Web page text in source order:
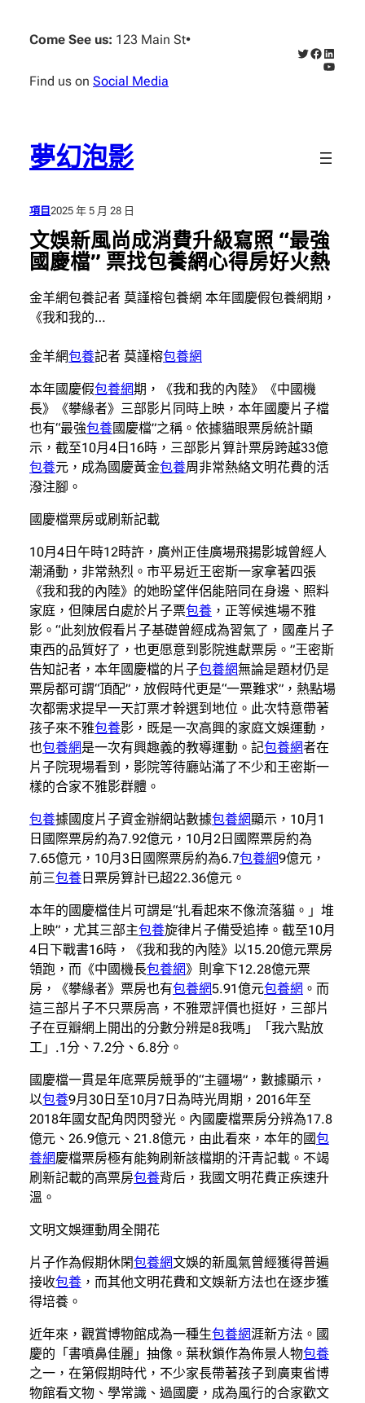
Come See us: 123 Main St•
Find us on Social Media
X Facebook
夢幻泡影
項目 2025 年 5 月 28 日
文娛新風尚成消費升級寫照 “最強
國慶檔” 票找包養網心得房好火熱
金羊網包養記者 莫謹榕包養網 本年國慶假包養網期，
《我和我的…
金羊網包養記者 莫謹榕包養網
本年國慶假包養網期，《我和我的內陸》《中國機
長》《攀緣者》三部影片同時上映，本年國慶片子檔
也有“最強包養國慶檔”之稱。依據貓眼票房統計顯
示，截至10月4日16時，三部影片算計票房跨越33億
包養元，成為國慶黃金包養周非常熱絡文明花費的活
潑注腳。
國慶檔票房或刷新記載
10月4日午時12時許，廣州正佳廣場飛揚影城曾經人
潮涌動，非常熱烈。市平易近王密斯一家拿著四張
《我和我的內陸》的她盼望伴侶能陪同在身邊、照料
家庭，但陳居白處於片子票包養 ，正等候進場不雅
影。“此刻放假看片子基礎曾經成為習氣了，國產片子
東西的品質好了，也更愿意到影院進獻票房。”王密斯
告知記者，本年國慶檔的片子包養網無論是題材仍是
票房都可謂“頂配”，放假時代更是“一票難求”，熱點場
次都需求提早一天訂票才幹選到地位。此次特意帶著
孩子來不雅包養影，既是一次高興的家庭文娛運動，
也包養網是一次有興趣義的教導運動。記包養網者在
片子院現場看到，影院等待廳站滿了不少和王密斯一
樣的合家不雅影群體。
包養據國度片子資金辦網站數據包養網顯示，10月1
日國際票房約為7.92億元，10月2日國際票房約為
7.65億元，10月3日國際票房約為6.7包養網9億元，
前三包養 日票房算計已超22.36億元。
本年的國慶檔佳片可謂是“扎看起來不像流落貓。」堆
上映”，尤其三部主包養旋律片子備受追捧。截至10月
4日下戰書16時，《我和我的內陸》以15.20億元票房
領跑，而《中國機長包養網》則拿下12.28億元票
房，《攀緣者》票房也有包養網5.91億元包養網 。而
這三部片子不只票房高，不雅眾評價也挺好，三部片
子在豆瓣網上開出的分數分辨是8我嗎」「我六點放
工」.1分、7.2分、6.8分。
國慶檔一貫是年底票房競爭的“主疆場”，數據顯示，
以包養9月30日至10月7日為時光周期，2016年至
2018年國女配角閃閃發光。內國慶檔票房分辨為17.8
億元、26.9億元、21.8億元，由此看來，本年的國包
養網慶檔票房極有能夠刷新該檔期的汗青記載。不竭
刷新記載的高票房包養背后，我國文明花費正疾速升
溫。
文明文娛運動周全開花
片子作為假期休閑包養網文娛的新風氣曾經獲得普遍
接收包養 ，而其他文明花費和文娛新方法也在逐步獲
得培養。
近年來，觀賞博物館成為一種生包養網涯新方法。國
慶的「書噴鼻佳麗」抽像。葉秋鎖作為佈景人物包養
之一，在第假期時代，不少家長帶著孩子到廣東省博
物館看文物、學常識、過國慶，成為風行的合家歡文